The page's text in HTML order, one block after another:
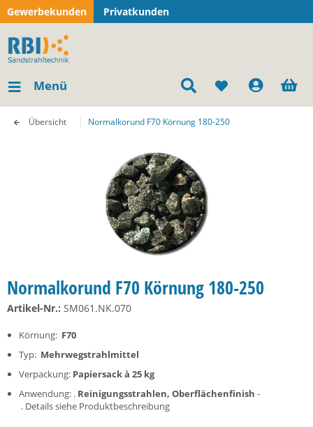
Gewerbekunden Privatkunden
Menü
Übersicht Normalkorund F70 Körnung 180-250
Normalkorund F70 Körnung 180-250
Artikel-Nr.: SM061.NK.070
Körnung: F70
Typ: Mehrwegstrahlmittel
Verpackung: Papiersack à 25 kg
Anwendung: . Reinigungsstrahlen, Oberflächenfinish -
. Details siehe Produktbeschreibung